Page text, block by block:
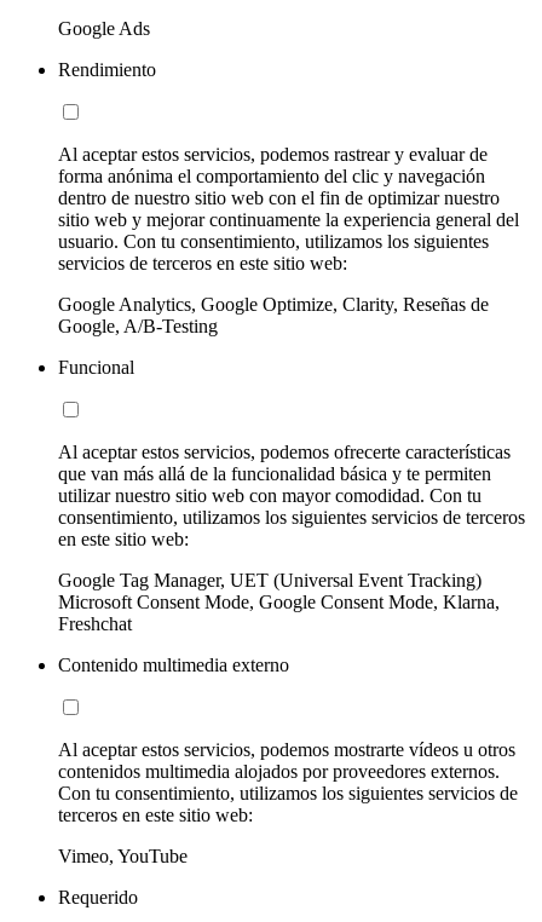
Google Ads
Rendimiento
Al aceptar estos servicios, podemos rastrear y evaluar de
forma anónima el comportamiento del clic y navegación
dentro de nuestro sitio web con el fin de optimizar nuestro
sitio web y mejorar continuamente la experiencia general del
usuario. Con tu consentimiento, utilizamos los siguientes
servicios de terceros en este sitio web:
Google Analytics, Google Optimize, Clarity, Reseñas de
Google, A/B-Testing
Funcional
Al aceptar estos servicios, podemos ofrecerte características
que van más allá de la funcionalidad básica y te permiten
utilizar nuestro sitio web con mayor comodidad. Con tu
consentimiento, utilizamos los siguientes servicios de terceros
en este sitio web:
Google Tag Manager, UET (Universal Event Tracking)
Microsoft Consent Mode, Google Consent Mode, Klarna,
Freshchat
Contenido multimedia externo
Al aceptar estos servicios, podemos mostrarte vídeos u otros
contenidos multimedia alojados por proveedores externos.
Con tu consentimiento, utilizamos los siguientes servicios de
terceros en este sitio web:
Vimeo, YouTube
Requerido